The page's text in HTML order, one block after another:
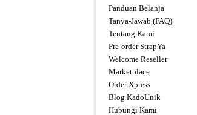
Panduan Belanja
Tanya-Jawab (FAQ)
Tentang Kami
Pre-order StrapYa
Welcome Reseller
Marketplace
Order Xpress
Blog KadoUnik
Hubungi Kami